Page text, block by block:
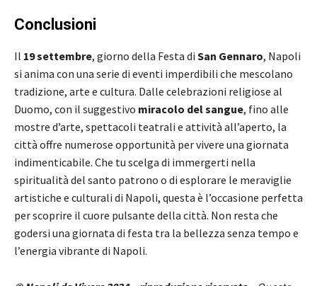
Conclusioni
Il 19 settembre, giorno della Festa di San Gennaro, Napoli
si anima con una serie di eventi imperdibili che mescolano
tradizione, arte e cultura. Dalle celebrazioni religiose al
Duomo, con il suggestivo miracolo del sangue, fino alle
mostre d’arte, spettacoli teatrali e attività all’aperto, la
città offre numerose opportunità per vivere una giornata
indimenticabile. Che tu scelga di immergerti nella
spiritualità del santo patrono o di esplorare le meraviglie
artistiche e culturali di Napoli, questa è l’occasione perfetta
per scoprire il cuore pulsante della città. Non resta che
godersi una giornata di festa tra la bellezza senza tempo e
l’energia vibrante di Napoli.